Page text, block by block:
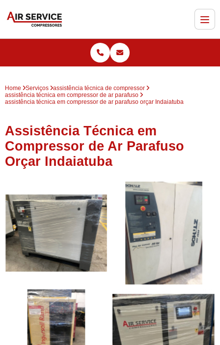
Home Serviços
assistência técnica de compressor
assistência técnica em compressor de ar parafuso
assistência técnica em compressor de ar parafuso orçar Indaiatuba
Assistência Técnica em
Compressor de Ar Parafuso
Orçar Indaiatuba